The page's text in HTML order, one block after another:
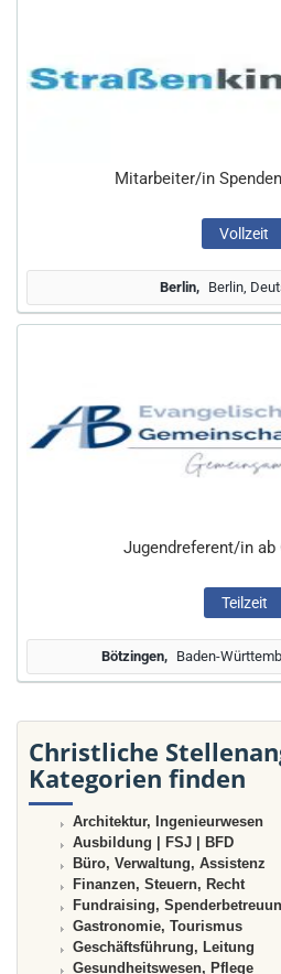
Mitarbeiter/in
Vollzeit
Berlin Berlin,
Jugendreferent/in ab
Teilzeit
Bötzingen Baden-
Christliche
Kategorien finden
Architektur, Ingenieurwesen
Ausbildung | FSJ | BFD
Büro, Verwaltung, Assistenz
Finanzen, Steuern, Recht
Fundraising,
Gastronomie, Tourismus
Geschäftsführung, Leitung
Gesundheitswesen, Pflege